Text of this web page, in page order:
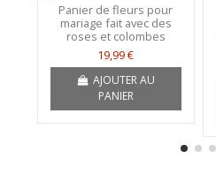
Panier de fleurs pour
mariage fait avec des
roses et colombes
19,99 €
AJOUTER AU
PANIER